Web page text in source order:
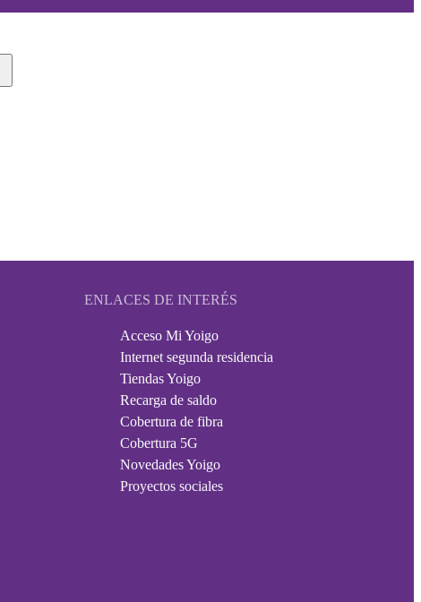
ENLACES DE INTERÉS
Acceso Mi Yoigo
Internet segunda residencia
Tiendas Yoigo
Recarga de saldo
Cobertura de fibra
Cobertura 5G
Novedades Yoigo
Proyectos sociales